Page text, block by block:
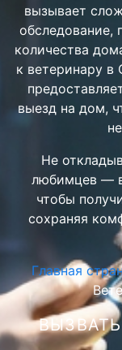
вызывает
обследование,
количества
к ветеринару
выезд на дом,
Не
любимцев —
чтобы
сохраняя
Главная